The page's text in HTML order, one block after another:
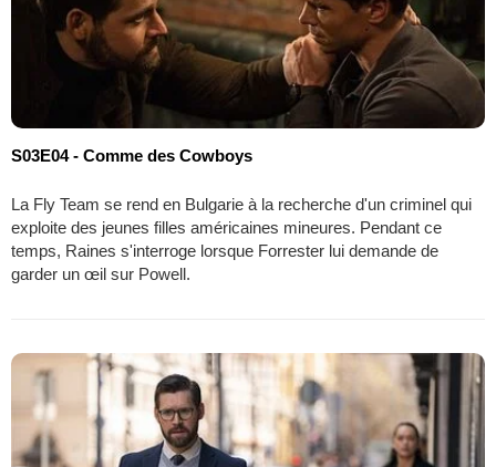
S03E04 - Comme des Cowboys
La Fly Team se rend en Bulgarie à la recherche d'un criminel qui
exploite des jeunes filles américaines mineures. Pendant ce
temps, Raines s'interroge lorsque Forrester lui demande de
garder un œil sur Powell.